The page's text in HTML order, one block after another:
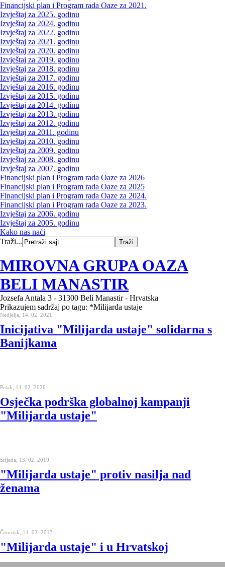
Financijski plan i Program rada Oaze za 2021.
Izvještaj za 2025. godinu
Izvještaj za 2024. godinu
Izvještaj za 2022. godinu
Izvještaj za 2021. godinu
Izvještaj za 2020. godinu
Izvještaj za 2019. godinu
Izvještaj za 2018. godinu
Izvještaj za 2017. godinu
Izvještaj za 2016. godinu
Izvještaj za 2015. godinu
Izvještaj za 2014. godinu
Izvještaj za 2013. godinu
Izvještaj za 2012. godinu
Izvještaj za 2011. godinu
Izvještaj za 2010. godinu
Izvještaj za 2009. godinu
Izvještaj za 2008. godinu
Izvještaj za 2007. godinu
Financijski plan i Program rada Oaze za 2026
Financijski plan i Program rada Oaze za 2025
Financijski plan i Program rada Oaze za 2024.
Financijski plan i Program rada Oaze za 2023.
Izvještaj za 2006. godinu
Izvještaj za 2005. godinu
Kako nas naći
Traži...
MIROVNA GRUPA OAZA
BELI MANASTIR
Jozsefa Antala 3 - 31300 Beli Manastir - Hrvatska
Prikazujem sadržaj po tagu: *Milijarda ustaje
Nedjelja, 14. 02. 2021.
Inicijativa "Milijarda ustaje" solidarna s
Banijkama
Petak, 14. 02. 2020.
Osječka podrška globalnoj kampanji
"Milijarda ustaje"
Srijeda, 13. 02. 2019.
"Milijarda ustaje" protiv nasilja nad
ženama
Četvrtak, 14. 02. 2013.
"Milijarda ustaje" i u Hrvatskoj